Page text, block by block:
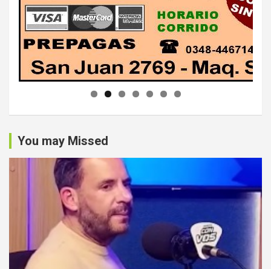
You may Missed